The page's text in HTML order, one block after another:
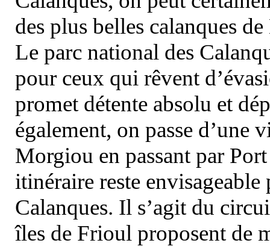
des plus belles calanques
Le parc national des
pour ceux qui rêvent
promet détente absolu et
également, on passe d’une
Morgiou en passant par
itinéraire reste
Calanques. Il s’agit du
îles de Frioul proposent de